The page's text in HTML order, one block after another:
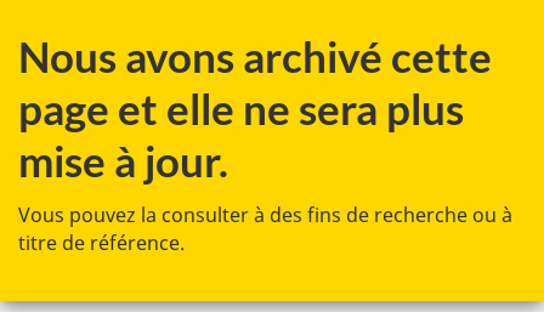
au
principal
à
Au
»
à
version
Nous avons archivé cette
page et elle ne sera plus
mise à jour.
Vous pouvez la consulter à des fins de recherche ou à
titre de référence.